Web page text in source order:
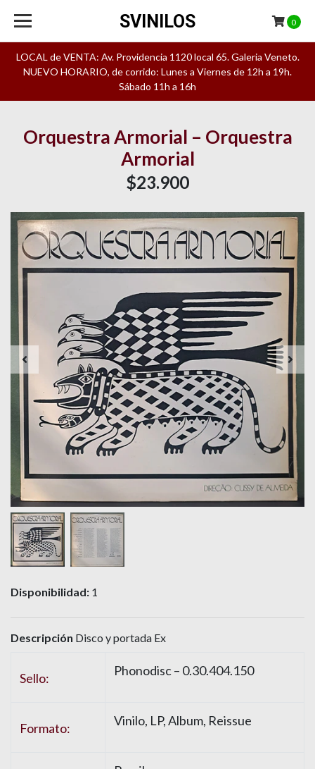
LOCAL de VENTA: Av. Providencia 1120 local 65. Galeria Veneto.
NUEVO HORARIO, de corrido: Lunes a Viernes de 12h a 19h.
Sábado 11h a 16h
SVINILOS 0
Orquestra Armorial – Orquestra
Armorial
$23.900
Disponibilidad: 1
Descripción Disco y portada Ex
Sello: Phonodisc– 0.30.404.150
Formato: Vinilo, LP, Album, Reissue